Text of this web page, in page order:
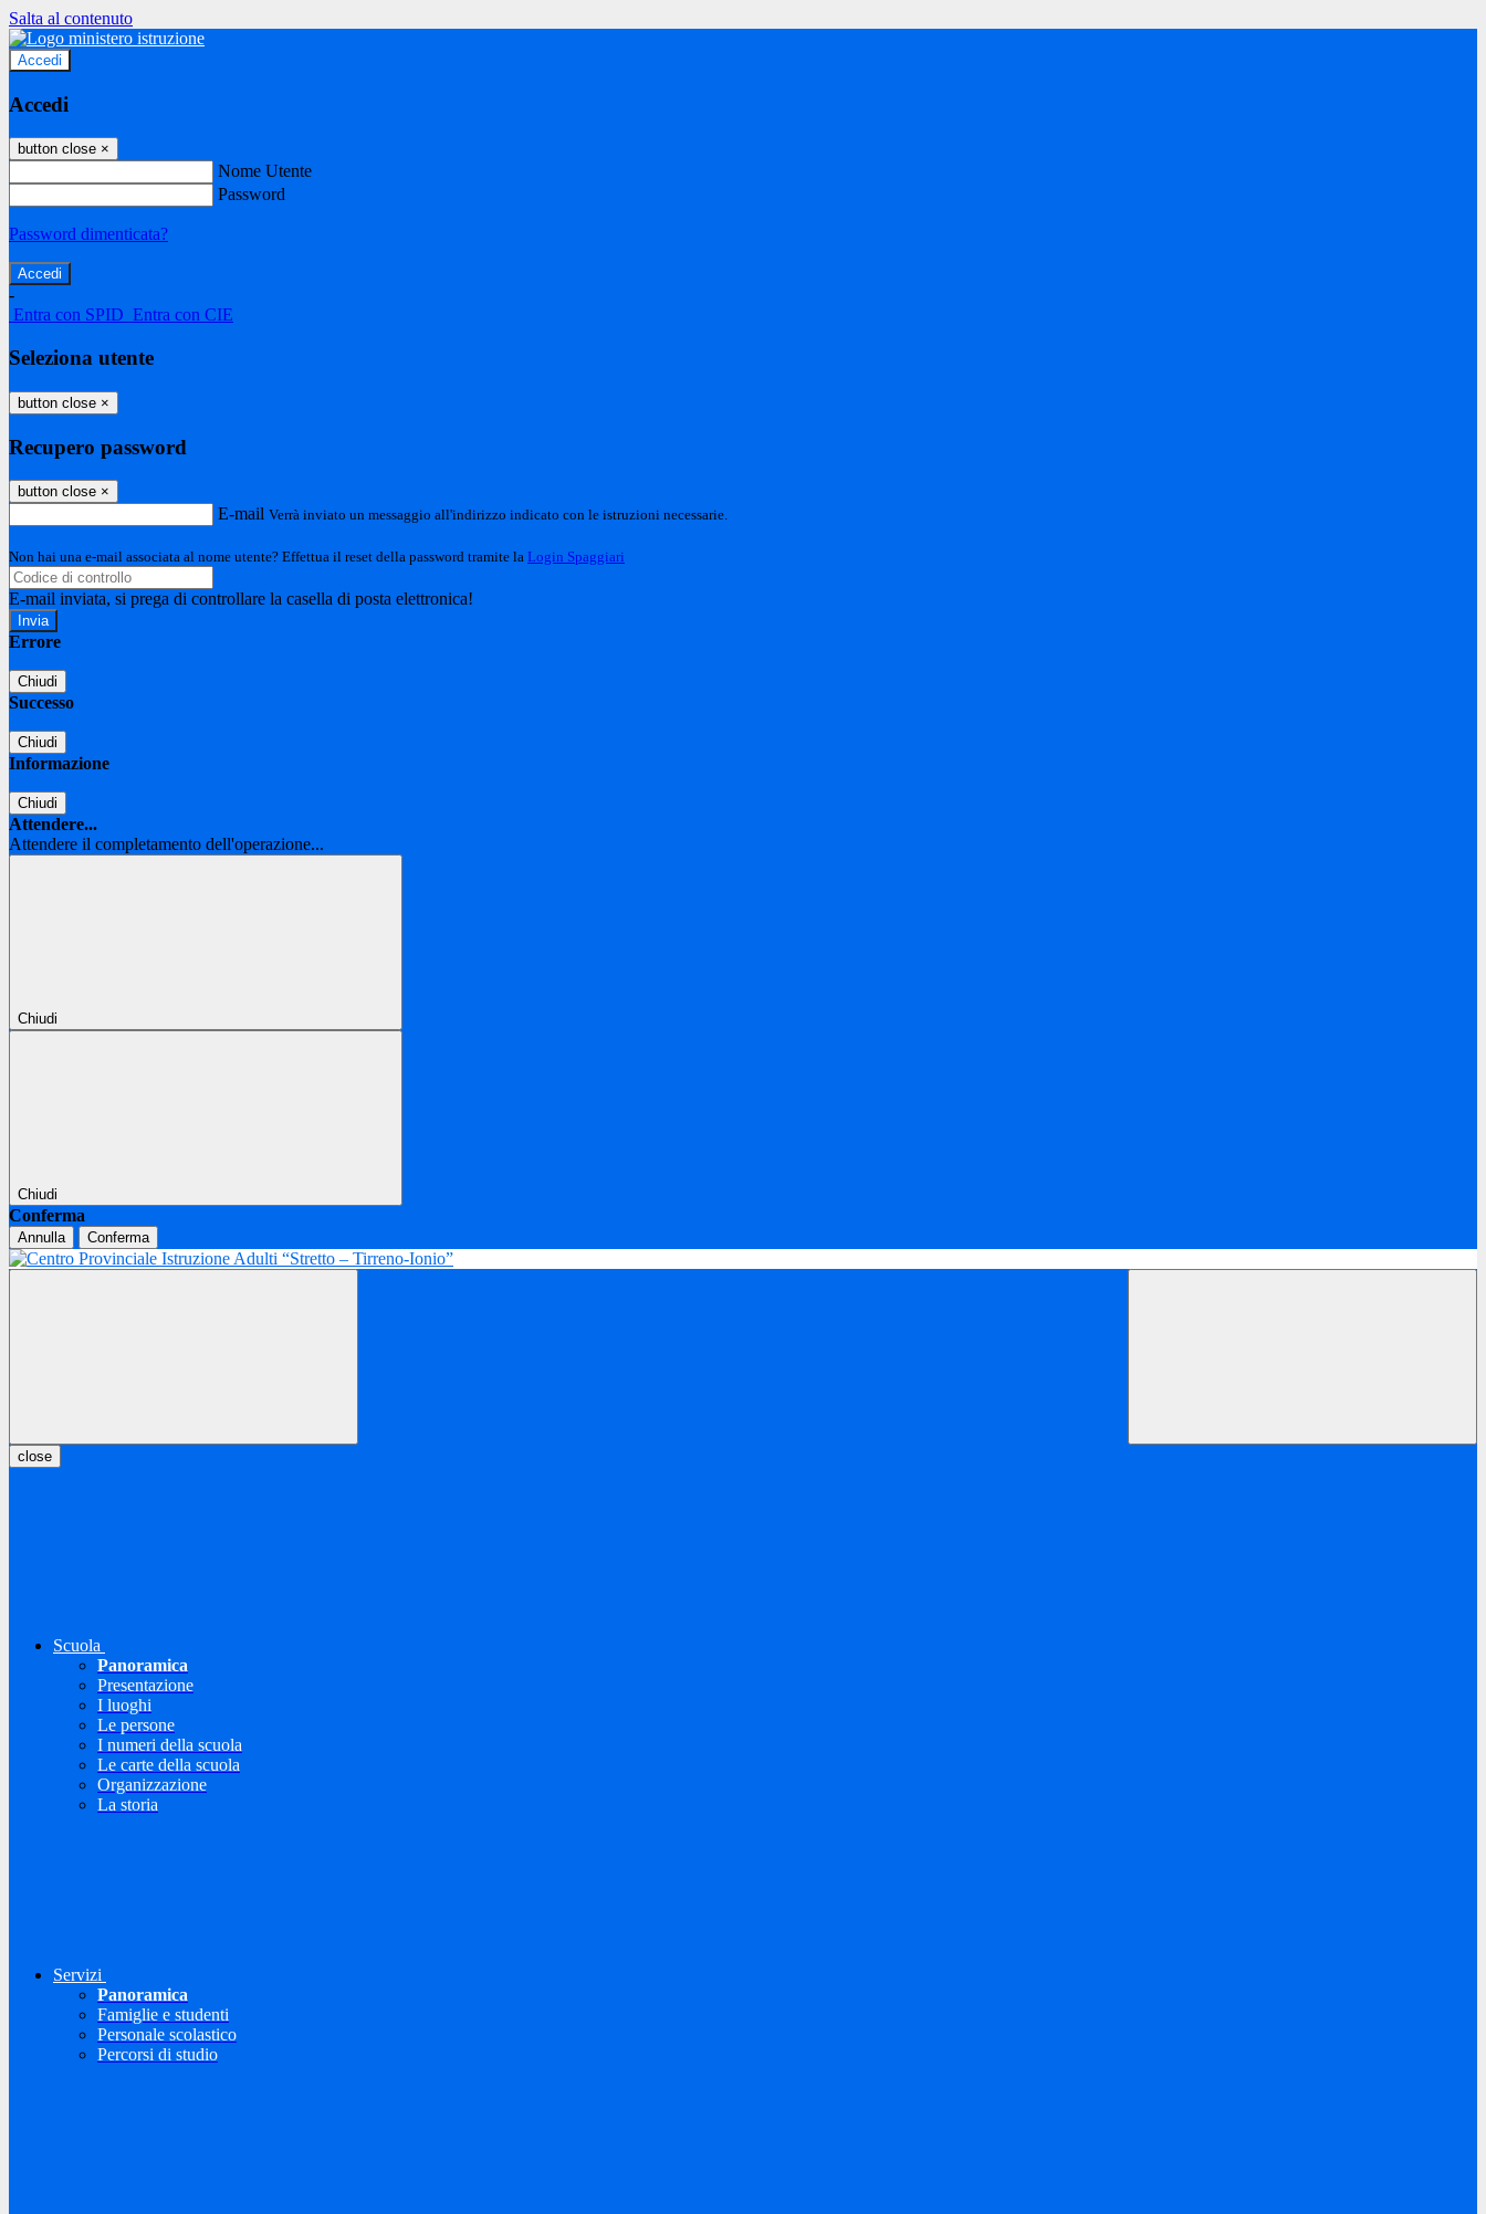
Salta al contenuto
Accedi
Accedi
button close ×
Nome Utente
Password
Password dimenticata?
-
Entra con SPID Entra con CIE
Seleziona utente
button close ×
Recupero password
button close ×
E-mail Verrà inviato un messaggio all'indirizzo indicato con le istruzioni necessarie.
Non hai una e-mail associata al nome utente? Effettua il reset della password tramite la Login Spaggiari
E-mail inviata, si prega di controllare la casella di posta elettronica!
Errore
Chiudi
Successo
Chiudi
Informazione
Chiudi
Attendere...
Attendere il completamento dell'operazione...
Chiudi
Chiudi
Conferma
Annulla Conferma
close
Scuola
Panoramica
Presentazione
I luoghi
Le persone
I numeri della scuola
Le carte della scuola
Organizzazione
La storia
Servizi
Panoramica
Famiglie e studenti
Personale scolastico
Percorsi di studio